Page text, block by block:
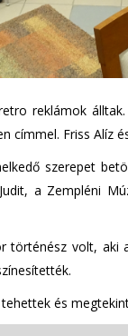
reklámok
címmel. Friss Alíz
szerepet
a Zempléni
történész volt,
és